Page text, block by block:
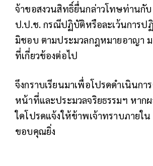
จ้าขอสงวนสิทธิ์ยื่นกล่าวโทษท่านกั
ป.ป.ช. กรณีปฏิบัติหรือละเว้นการป
มิชอบ ตามประมวลกฎหมายอาญา ม
ที่เกี่ยวข้องต่อไป
จึงกราบเรียนมาเพื่อโปรดดำเนินกา
หน้าที่และประมวลจริยธรรมฯ หาก
ใดโปรดแจ้งให้ข้าพเจ้าทราบภายใ
ขอบคุณยิ่ง